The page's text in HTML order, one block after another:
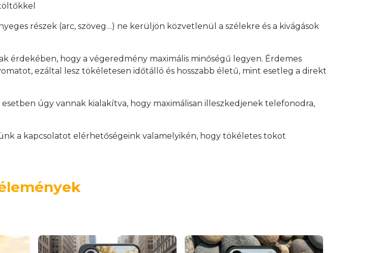
részek (arc, szöveg…) ne kerüljön közvetlenül a szélekre és a kivágások
érdekében, hogy a végeredmény maximális minőségű legyen. Érdemes
ezáltal lesz tökéletesen időtálló és hosszabb életű, mint esetleg a direkt
úgy vannak kialakítva, hogy maximálisan illeszkedjenek telefonodra,
a kapcsolatot elérhetőségeink valamelyikén, hogy tökéletes tokot